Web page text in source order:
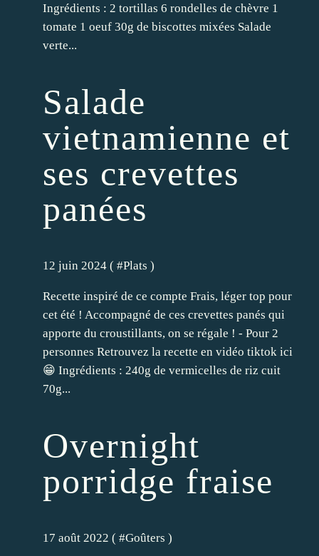
Ingrédients : 2 tortillas 6 rondelles de chèvre 1
tomate 1 oeuf 30g de biscottes mixées Salade
verte...
Salade
vietnamienne et
ses crevettes
panées
12 juin 2024 ( #Plats )
Recette inspiré de ce compte Frais, léger top pour
cet été ! Accompagné de ces crevettes panés qui
apporte du croustillants, on se régale ! - Pour 2
personnes Retrouvez la recette en vidéo tiktok ici
😁 Ingrédients : 240g de vermicelles de riz cuit
70g...
Overnight
porridge fraise
17 août 2022 ( #Goûters )